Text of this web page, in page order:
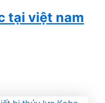
tại việt nam